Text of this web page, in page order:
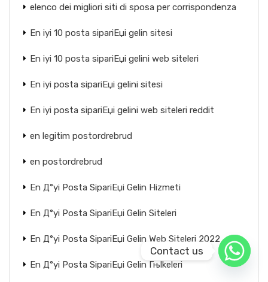
elenco dei migliori siti di sposa per corrispondenza
En iyi 10 posta sipariЕџi gelin sitesi
En iyi 10 posta sipariЕџi gelini web siteleri
En iyi posta sipariЕџi gelini sitesi
En iyi posta sipariЕџi gelini web siteleri reddit
en legitim postordrebrud
en postordrebrud
En Д°yi Posta SipariЕџi Gelin Hizmeti
En Д°yi Posta SipariЕџi Gelin Siteleri
En Д°yi Posta SipariЕџi Gelin Web Siteleri 2022
En Д°yi Posta SipariЕџi Gelin Гњlkeleri
Contact us